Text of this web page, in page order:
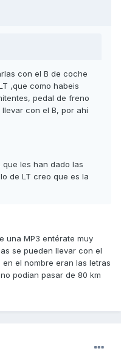
con el B de coche
,que como habeis
pedal de freno
con el B, por ahí
que les han dado las
de LT creo que es la
una MP3 entérate muy
se pueden llevar con el
el nombre eran las letras
podían pasar de 80 km